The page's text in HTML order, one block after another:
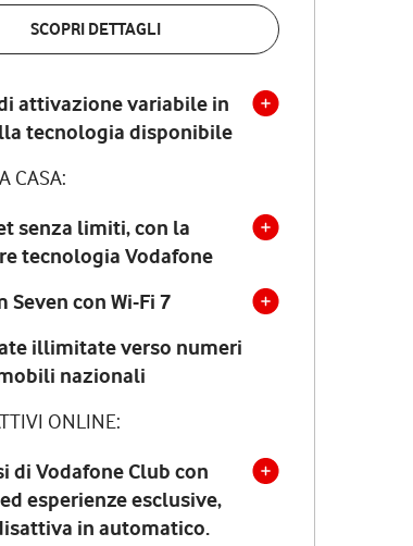
SCOPRI DETTAGLI
attivazione variabile in
tecnologia disponibile
CASA:
senza limiti, con la
tecnologia Vodafone
Seven con Wi-Fi 7
illimitate verso numeri
nazionali
ONLINE:
di Vodafone Club con
esperienze esclusive,
in automatico.